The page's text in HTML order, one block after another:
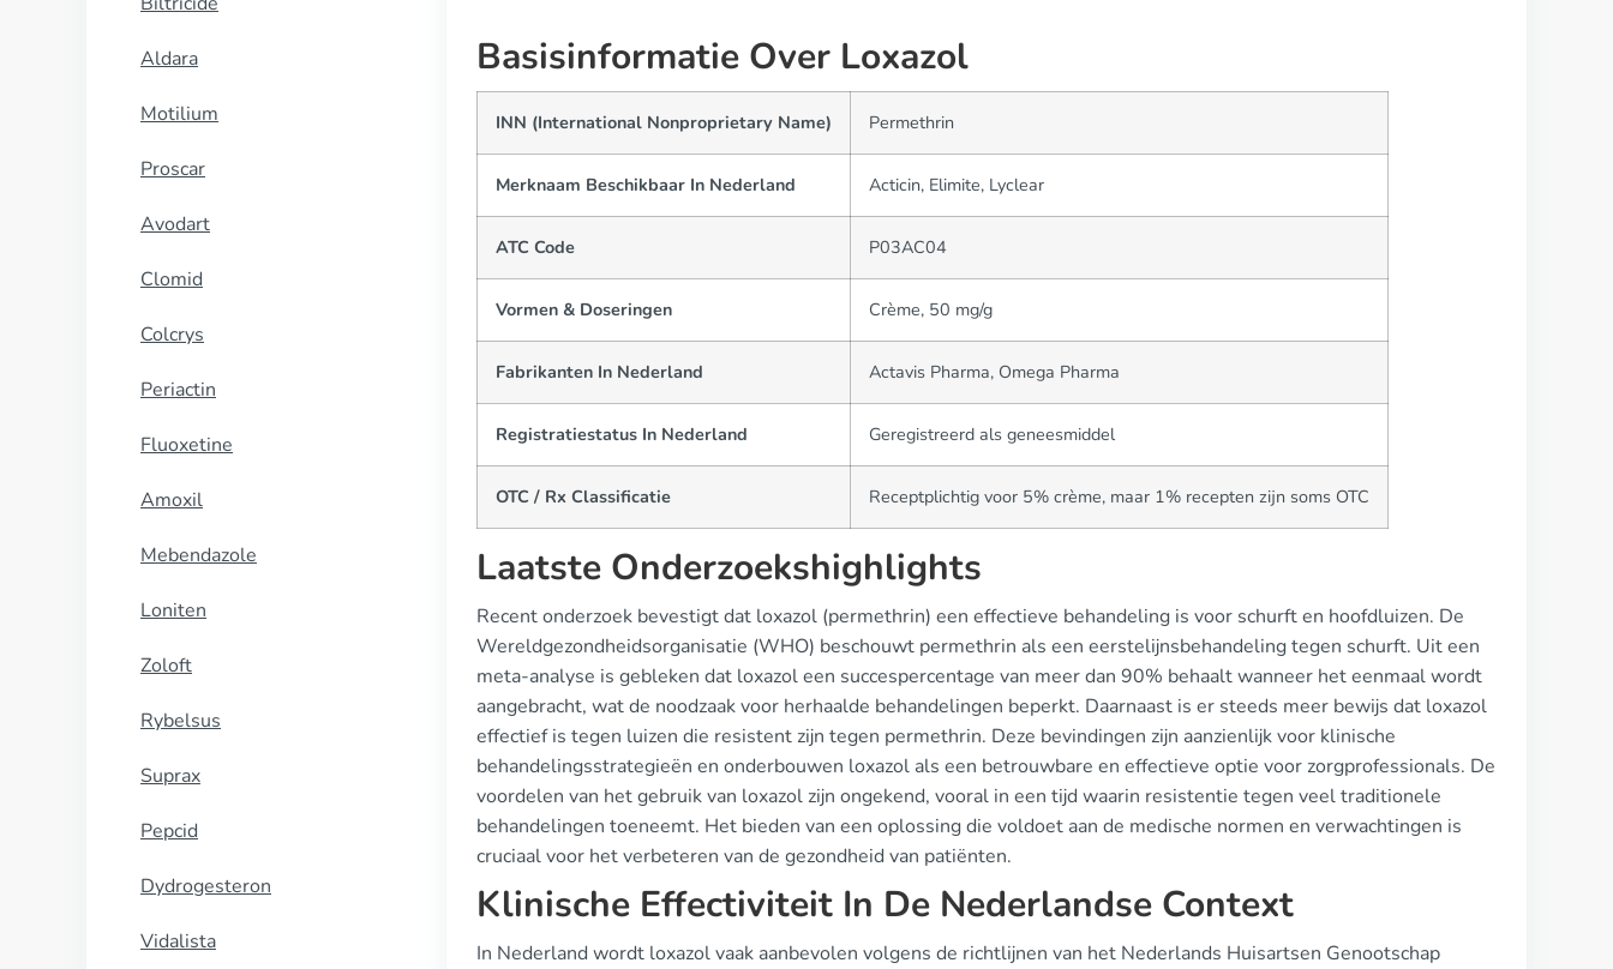
Aldara
Motilium
Proscar
Avodart
Clomid
Colcrys
Periactin
Fluoxetine
Amoxil
Mebendazole
Loniten
Zoloft
Rybelsus
Suprax
Pepcid
Dydrogesteron
Vidalista
Basisinformatie Over Loxazol
INN (International Nonproprietary Name) Permethrin
Merknaam Beschikbaar In Nederland Acticin, Elimite, Lyclear
ATC Code P03AC04
Vormen & Doseringen Crème, 50 mg/g
Fabrikanten In Nederland Actavis Pharma, Omega Pharma
Registratiestatus In Nederland Geregistreerd als geneesmiddel
OTC / Rx Classificatie Receptplichtig voor 5% crème, maar 1% recepten zijn soms OTC
Laatste Onderzoekshighlights
Recent onderzoek bevestigt dat loxazol (permethrin) een effectieve behandeling is voor schurft en hoofdluizen. De
Wereldgezondheidsorganisatie (WHO) beschouwt permethrin als een eerstelijnsbehandeling tegen schurft. Uit een
meta-analyse is gebleken dat loxazol een succespercentage van meer dan 90% behaalt wanneer het eenmaal wordt
aangebracht, wat de noodzaak voor herhaalde behandelingen beperkt. Daarnaast is er steeds meer bewijs dat loxazol
effectief is tegen luizen die resistent zijn tegen permethrin. Deze bevindingen zijn aanzienlijk voor klinische
behandelingsstrategieën en onderbouwen loxazol als een betrouwbare en effectieve optie voor zorgprofessionals. De
voordelen van het gebruik van loxazol zijn ongekend, vooral in een tijd waarin resistentie tegen veel traditionele
behandelingen toeneemt. Het bieden van een oplossing die voldoet aan de medische normen en verwachtingen is
cruciaal voor het verbeteren van de gezondheid van patiënten.
Klinische Effectiviteit In De Nederlandse Context
In Nederland wordt loxazol vaak aanbevolen volgens de richtlijnen van het Nederlands Huisartsen Genootschap